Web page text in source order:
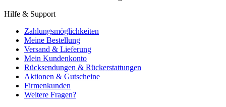
Hilfe & Support
Zahlungsmöglichkeiten
Meine Bestellung
Versand & Lieferung
Mein Kundenkonto
Rücksendungen & Rückerstattungen
Aktionen & Gutscheine
Firmenkunden
Weitere Fragen?